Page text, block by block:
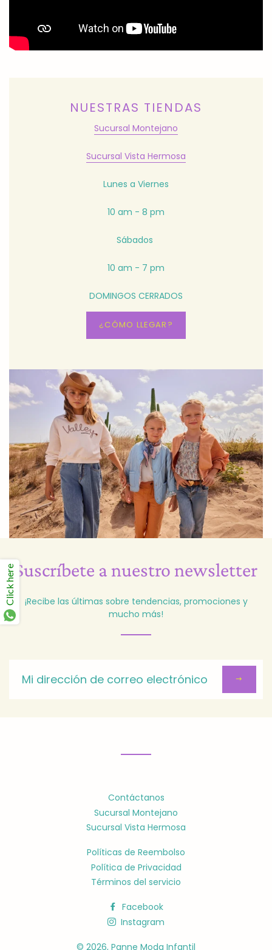
NUESTRAS TIENDAS
Sucursal Montejano
Sucursal Vista Hermosa
Lunes a Viernes
10 am - 8 pm
Sábados
10 am - 7 pm
DOMINGOS CERRADOS
¿CÓMO LLEGAR?
Suscríbete a nuestro newsletter
¡Recibe las últimas sobre tendencias, promociones y
mucho más!
Contáctanos
Sucursal Montejano
Sucursal Vista Hermosa
Políticas de Reembolso
Política de Privacidad
Términos del servicio
Facebook
Instagram
© 2026, Panne Moda Infantil
Click here